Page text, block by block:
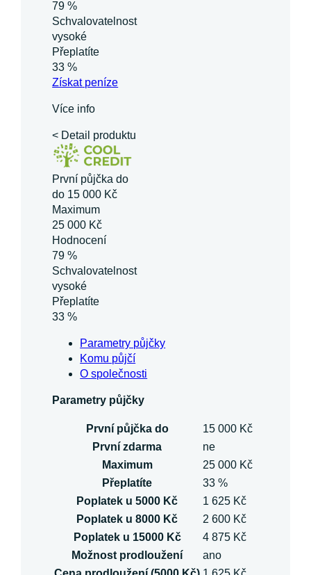
79 %
Schvalovatelnost
vysoké
Přeplatíte
33 %
Získatpeníze
Více info
< Detail produktu
První půjčka do
do 15 000 Kč
Maximum
25 000 Kč
Hodnocení
79 %
Schvalovatelnost
vysoké
Přeplatíte
33 %
Parametry půjčky
Komu půjčí
O společnosti
Parametry půjčky
První půjčka do
15 000 Kč
První zdarma
ne
Maximum
25 000 Kč
Přeplatíte
33 %
Poplatek u 5000 Kč
1 625 Kč
Poplatek u 8000 Kč
2 600 Kč
Poplatek u 15000 Kč
4 875 Kč
Možnost prodloužení
ano